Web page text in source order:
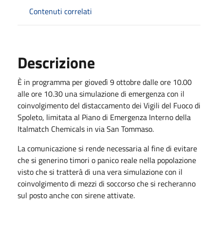
Contenuti correlati
Descrizione
È in programma per giovedì 9 ottobre dalle ore 10.00
alle ore 10.30 una simulazione di emergenza con il
coinvolgimento del distaccamento dei Vigili del Fuoco di
Spoleto, limitata al Piano di Emergenza Interno della
Italmatch Chemicals in via San Tommaso.
La comunicazione si rende necessaria al fine di evitare
che si generino timori o panico reale nella popolazione
visto che si tratterà di una vera simulazione con il
coinvolgimento di mezzi di soccorso che si recheranno
sul posto anche con sirene attivate.